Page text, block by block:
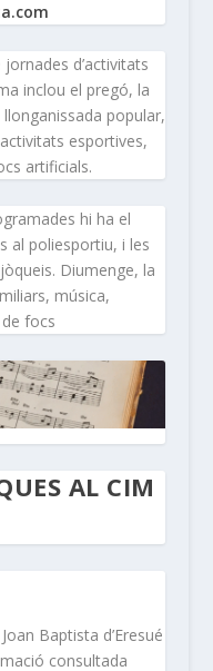
d’activitats
inclou el pregó, la
popular,
esportives,
artificials.
hi ha el
al poliesportiu, i les
Diumenge, la
música,
focs
AL CIM
Baptista d’Eresué
consultada